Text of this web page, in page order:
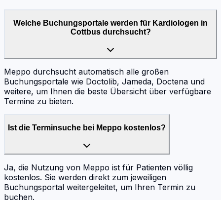
Welche Buchungsportale werden für Kardiologen in
Cottbus durchsucht?
Meppo durchsucht automatisch alle großen
Buchungsportale wie Doctolib, Jameda, Doctena und
weitere, um Ihnen die beste Übersicht über verfügbare
Termine zu bieten.
Ist die Terminsuche bei Meppo kostenlos?
Ja, die Nutzung von Meppo ist für Patienten völlig
kostenlos. Sie werden direkt zum jeweiligen
Buchungsportal weitergeleitet, um Ihren Termin zu
buchen.